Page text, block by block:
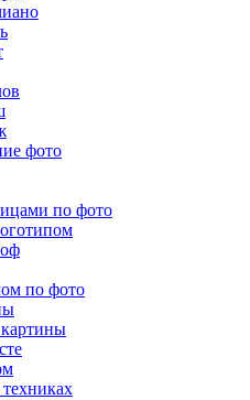
фото
по фото
по фото